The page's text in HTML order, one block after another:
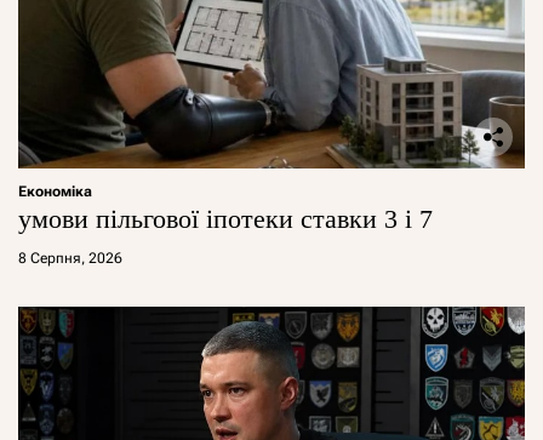
Економіка
умови пільгової іпотеки ставки 3 і 7
8 Серпня, 2026